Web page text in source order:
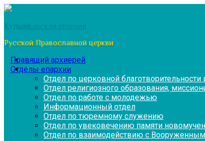
Перейти
содержимому
Кудымкарская епархия
Русской Православной церкви
Правящий архиерей
Отделы епархии
Отдел по церковной
Отдел религиозного образования,
Отдел по работе с молодежью
Информационный отдел
Отдел по тюремному служению
Отдел по увековечению памяти
Отдел по взаимодействию с